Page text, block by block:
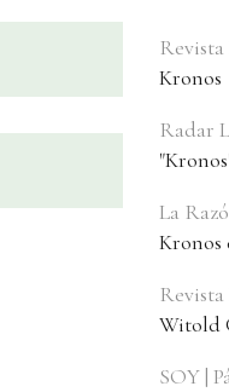
Kronos
Radar
La
Kronos
Revista
Witold
SOY |